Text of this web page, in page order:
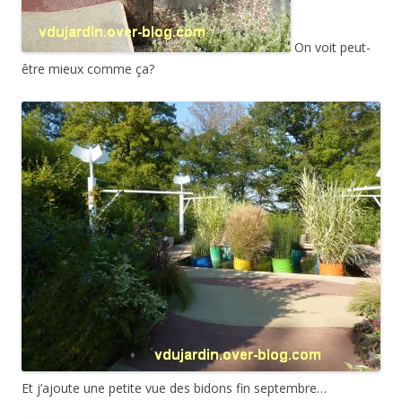
On voit peut-
être mieux comme ça?
Et j’ajoute une petite vue des bidons fin septembre…